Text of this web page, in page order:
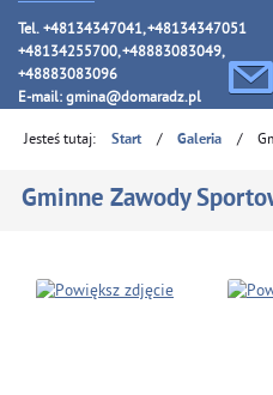
Tel. +48134347041, +48134347051
+48134255700, +48883083049,
+48883083096
E-mail: gmina@domaradz.pl
Jesteś tutaj: Start / Galeria /
Gminne Zawody